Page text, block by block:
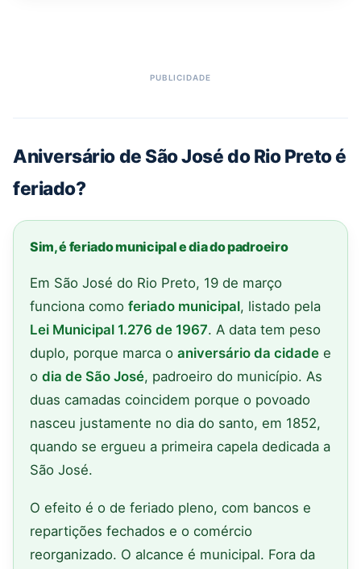
Aniversário de São José do Rio Preto é
feriado?
Sim, é feriado municipal e dia do padroeiro
Em São José do Rio Preto, 19 de março
funciona como feriado municipal, listado pela
Lei Municipal 1.276 de 1967. A data tem peso
duplo, porque marca o aniversário da cidade e
o dia de São José, padroeiro do município. As
duas camadas coincidem porque o povoado
nasceu justamente no dia do santo, em 1852,
quando se ergueu a primeira capela dedicada a
São José.
O efeito é o de feriado pleno, com bancos e
repartições fechados e o comércio
reorganizado. O alcance é municipal. Fora da